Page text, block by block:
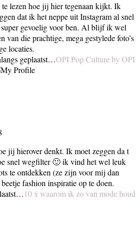
te lezen hoe jij hier tegenaan kijkt. Ik
dat ik het neppe uit Instagram al snel
gevoelig voor ben. Al blijf ik wel
van die prachtige, mega gestylede foto’s
locaties.
geplaatst…OPI Pop Culture by OPI
jij hierover denkt. Ik moet zeggen da t
snel wegfilter 🙂 ik vind het wel leuk
te ontdekken (ze zijn voor mij dan
fashion inspiratie op te doen.
10 x waarom ik zo van mode houd